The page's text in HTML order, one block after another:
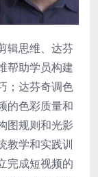
辑思维、达芬
帮助学员构建
；达芬奇调色
的色彩质量和
图规则和光影
教学和实践训
完成短视频的